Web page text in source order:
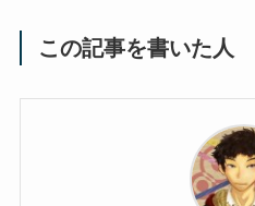
この記事を書いた人